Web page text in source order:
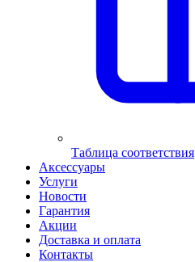
Таблица соответствия
Аксессуары
Услуги
Новости
Гарантия
Акции
Доставка и оплата
Контакты